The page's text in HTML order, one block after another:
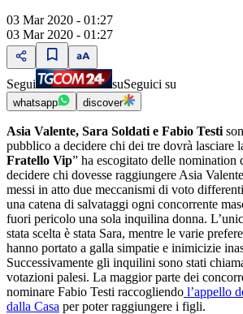
03 Mar 2020 - 01:27
03 Mar 2020 - 01:27
Segui suSeguici su
whatsapp discover
Asia Valente, Sara Soldati e Fabio Testi
pubblico a decidere chi dei tre dovrà lasciare
Fratello Vip” ha escogitato delle nomination
decidere chi dovesse raggiungere Asia
messi in atto due meccanismi di voto
una catena di salvataggi ogni concorrente
fuori pericolo una sola inquilina donna.
stata scelta è stata Sara, mentre le varie
hanno portato a galla simpatie e inimicizie
Successivamente gli inquilini sono stati
votazioni palesi. La maggior parte dei
nominare Fabio Testi raccogliendo l’appello
dalla Casa per poter raggiungere i figli.